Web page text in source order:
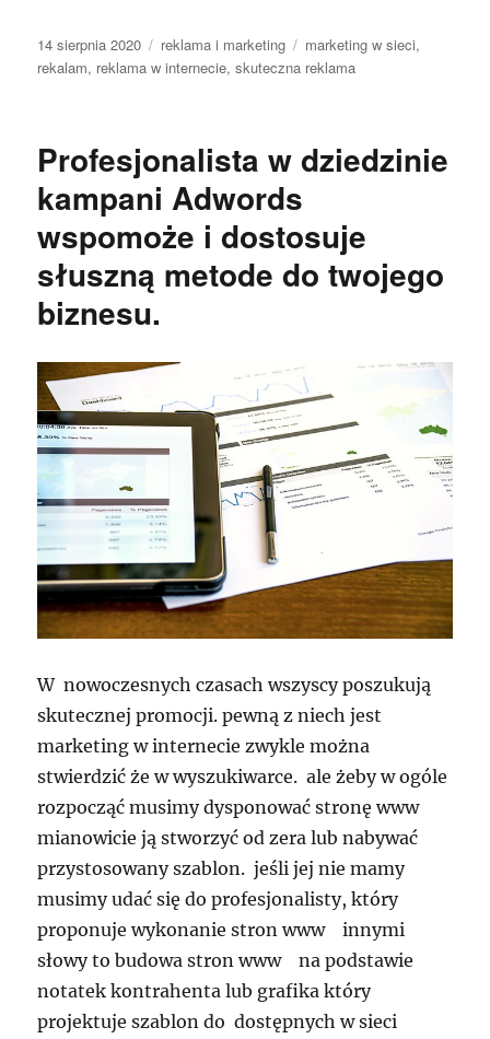
Data
publikacji
14 sierpnia 2020 Kategorie
reklama i marketing Tagi
marketing w sieci,
rekalam, reklama w internecie,skuteczna reklama
Profesjonalista w dziedzinie
kampani Adwords
wspomoże i dostosuje
słuszną metode do twojego
biznesu.
W nowoczesnych czasach wszyscy poszukują
skutecznej promocji. pewną z niech jest
marketing w internecie zwykle można
stwierdzić że w wyszukiwarce. ale żeby w ogóle
rozpocząć musimy dysponować stronę www
mianowicie ją stworzyć od zera lub nabywać
przystosowany szablon. jeśli jej nie mamy
musimy udać się do profesjonalisty, który
proponuje wykonanie stron www innymi
słowy to budowa stron www na podstawie
notatek kontrahenta lub grafika który
projektuje szablon do dostępnych w sieci